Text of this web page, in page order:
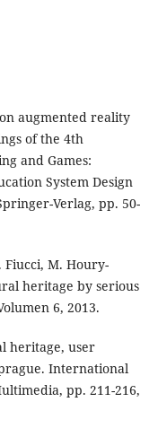
augmented reality
of the 4th
and Games:
System Design
Verlag, pp. 50-
Fiucci, M. Houry-
heritage by serious
6, 2013.
heritage, user
International
pp. 211-216,